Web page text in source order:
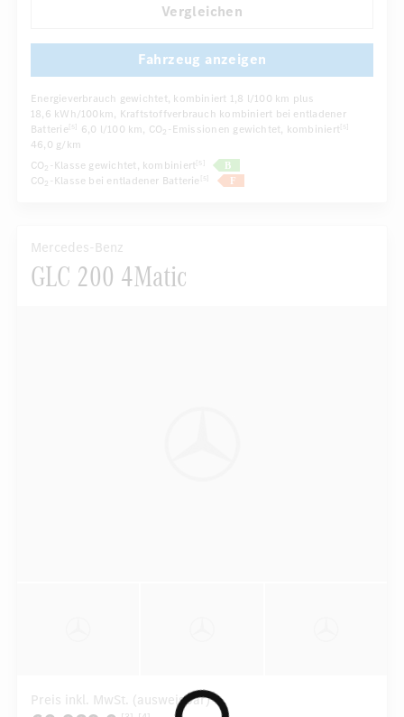
Vergleichen
Fahrzeug anzeigen
Energieverbrauch gewichtet, kombiniert 1,8 l/100 km plus
18,6 kWh/100km, Kraftstoffverbrauch kombiniert bei entladener
Batterie [5] 6,0 l/100 km, CO2 -Emissionen gewichtet, kombiniert [5]
46,0 g/km
CO2 -Klasse gewichtet, kombiniert [5]
CO2 -Klasse bei entladener Batterie [5]
Mercedes-Benz
GLC 200 4Matic
Preis inkl. MwSt. (ausweisbar)